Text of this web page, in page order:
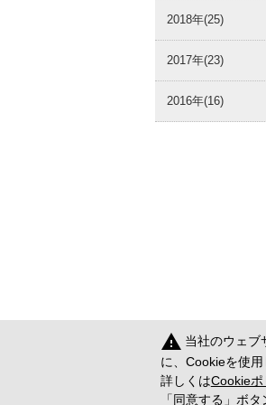
2018年(25)
2017年(23)
2016年(16)
warning 当社のウェブ
に、Cookieを使用
詳しくはCookieポ
「同意する」ボ